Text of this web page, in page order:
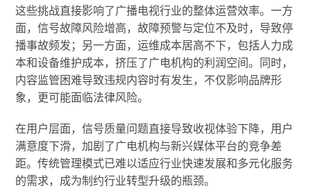
这些挑战直接影响了广播电视行业的整体运营效率。一方
面，信号故障风险增高，故障预警与定位不及时，导致停
播事故频发；另一方面，运维成本居高不下，包括人力成
本和设备维护成本，挤压了广电机构的利润空间。同时，
内容监管困难导致违规内容时有发生，不仅影响品牌形
象，更可能面临法律风险。
在用户层面，信号质量问题直接导致收视体验下降，用户
满意度下滑，加剧了广电机构与新兴媒体平台的竞争差
距。传统管理模式已难以适应行业快速发展和多元化服务
的需求，成为制约行业转型升级的瓶颈。